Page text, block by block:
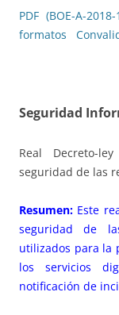
PDF (BOE-A-
formatos
Seguridad
Real Decreto-
seguridad de las
Resumen: Este
seguridad de
utilizados para la
los servicios
notificación de